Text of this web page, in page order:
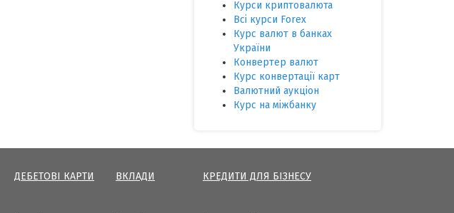
Курси криптовалюта
Всі курси Forex
Курс валют в банках
України
Конвертер валют
Курс конвертації карт
Валютний аукціон
Курс на міжбанку
ДЕБЕТОВІ КАРТИ ВКЛАДИ КРЕДИТИ ДЛЯ БІЗНЕСУ